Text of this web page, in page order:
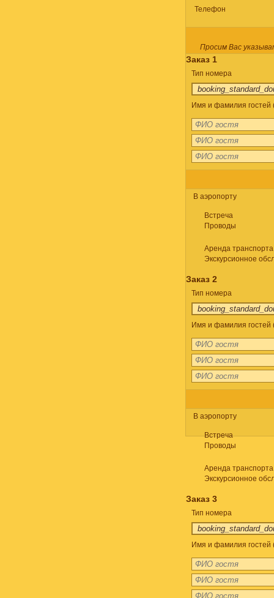
Телефон
Просим Вас
Заказ 1
Тип номера
Имя и фамилия гостей
В аэропорту
Встреча
Проводы
Аренда транспорта
Экскурсионное
Заказ 2
Тип номера
Имя и фамилия гостей
В аэропорту
Встреча
Проводы
Аренда транспорта
Экскурсионное
Заказ 3
Тип номера
Имя и фамилия гостей